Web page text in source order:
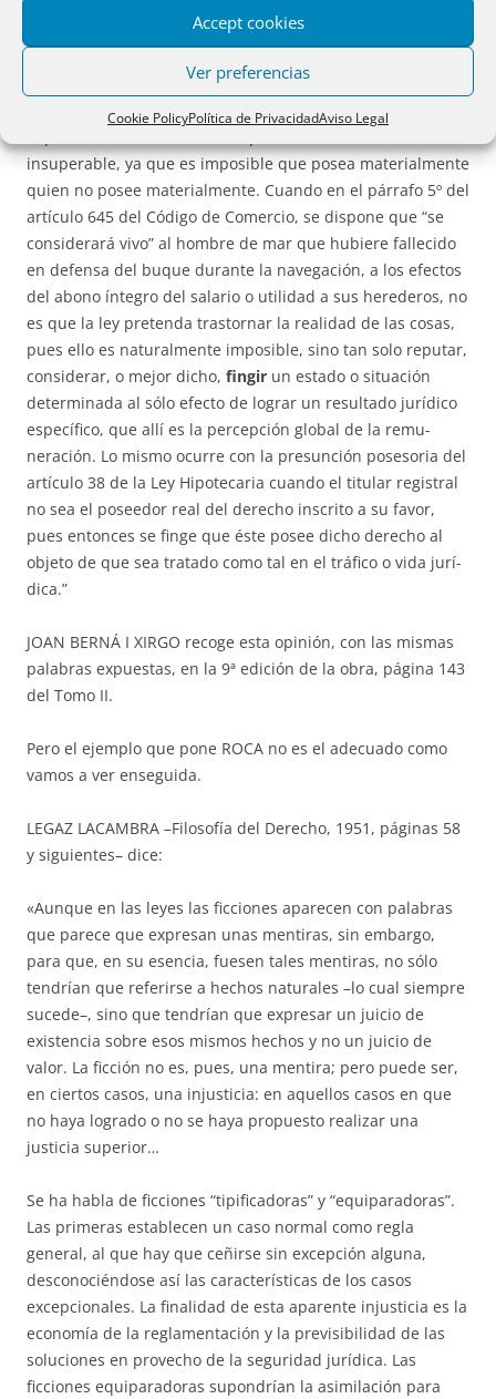
Accept cookies
Ver preferencias
Cookie PolicyPolítica de PrivacidadAviso Legal
de la ley viene a atribuir, en función legitimadora, la
realidad. Pero esto no quiere decir que el legislador
pretenda ter­giversar el orden material de los hechos, pues
insuperable, ya que es imposible que posea ma­te­rialmente
quien no posee materialmente. Cuando en el párrafo 5º del
ar­tí­culo 645 del Código de Comercio, se dispone que “se
considerará vivo” al hombre de mar que hubiere fallecido
en defensa del buque durante la na­ve­gación, a los efectos
del abono íntegro del salario o utilidad a sus he­re­de­­ros, no
es que la ley pretenda trastornar la realidad de las cosas,
pues ello es naturalmente imposible, sino tan solo reputar,
considerar, o mejor di­cho, fingir un estado o situación
determinada al sólo efecto de lograr un resultado jurídico
específico, que allí es la percepción global de la remu­
neración. Lo mismo ocurre con la presunción posesoria del
artículo 38 de la Ley Hipotecaria cuando el titular registral
no sea el poseedor real del de­recho inscrito a su favor,
pues entonces se finge que éste posee dicho de­­recho al
objeto de que sea tratado como tal en el tráfico o vida jurí­
di­ca.”
JOAN BERNÁ I XIRGO recoge esta opinión, con las mismas
palabras ex­puestas, en la 9ª edición de la obra, página 143
del Tomo II.
Pero el ejemplo que pone ROCA no es el adecuado como
vamos a ver en­­­­seguida.
LEGAZ LACAMBRA –Filosofía del Derecho, 1951, páginas 58
y si­guien­tes– dice:
«Aunque en las leyes las ficciones aparecen con palabras
que parece que expre­san unas mentiras, sin embargo,
para que, en su esencia, fuesen tales menti­ras, no sólo
tendrían que referirse a hechos naturales –lo cual siem­pre
su­cede–, sino que tendrían que expresar un juicio de
existencia sobre esos mis­mos hechos y no un juicio de
valor. La ficción no es, pues, una men­tira; pero puede ser,
en ciertos casos, una injusticia: en aquellos casos en que
no haya logrado o no se haya propuesto realizar una
justicia supe­rior…
Se ha habla de ficciones “tipificadoras” y “equiparadoras”.
Las prime­ras establecen un caso normal como regla
general, al que hay que ceñirse sin excepción alguna,
desconociéndose así las características de los casos
excepcionales. La finalidad de esta aparente injusticia es la
economía de la reglamentación y la previsibilidad de las
soluciones en provecho de la se­guridad jurídica. Las
ficciones equiparadoras supondrían la asimilación para